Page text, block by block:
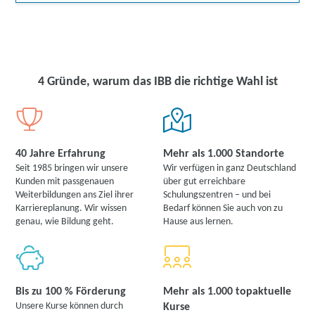
4 Gründe, warum das IBB die richtige Wahl ist
40 Jahre Erfahrung
Seit 1985 bringen wir unsere
Kunden mit passgenauen
Weiterbildungen ans Ziel ihrer
Karriereplanung. Wir wissen
genau, wie Bildung geht.
Mehr als 1.000 Standorte
Wir verfügen in ganz Deutschland
über gut erreichbare
Schulungszentren – und bei
Bedarf können Sie auch von zu
Hause aus lernen.
Bis zu 100 % Förderung
Unsere Kurse können durch
Mehr als 1.000 topaktuelle
Kurse